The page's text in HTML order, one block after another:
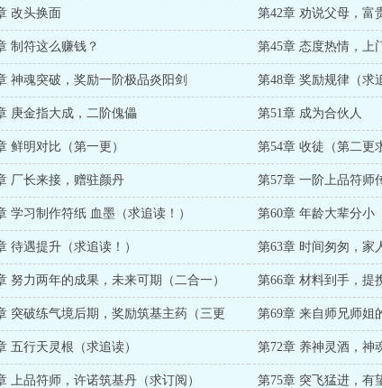
改头换面 第42章 劝说父母，富
制符这么赚钱？ 第45章 态度热情，上
神魂突破，奖励一阶极品炎阳剑 第48章 奖励规律（求
庚金指大成，二阶傀儡 第51章 成为合伙人
鲜明对比（第一更） 第54章 收徒（第二更
厂长来接，赠驻颜丹 第57章 一阶上品符师
学习制作符纸 血墨（求追读！） 第60章 年龄大辈分小
待遇提升（求追读！） 第63章 时间匆匆，家
努力两年的成果，未来可期（二合一） 第66章 材料到手，提
突破练气境后期，奖励筑基主药（三更 第69章 来自师兄师姐
五行天灵根（求追读） 第72章 养神灵酒，神
上品符师，许诺筑基丹（求订阅） 第75章 突飞猛进，有